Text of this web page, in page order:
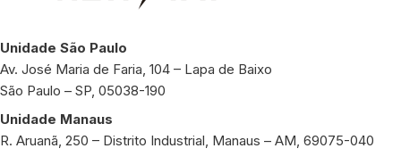
Unidade São Paulo
Av. José Maria de Faria, 104 – Lapa de Baixo
São Paulo – SP, 05038-190
Unidade Manaus
R. Aruanã, 250 – Distrito Industrial, Manaus – AM, 69075-040